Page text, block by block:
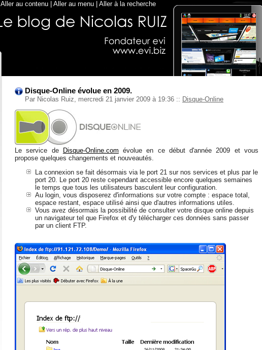
Aller au contenu Aller au menu Aller à la recherche
Disque-Online évolue en 2009.
Par Nicolas Ruiz, mercredi 21 janvier 2009 à 19:36 :: Disque-Online
Le service de Disque-Online.com évolue en ce début d'année 2009 et vous
propose quelques changements et nouveautés.
La connexion se fait désormais via le port 21 sur nos services et plus par le
port 20. Le port 20 reste cependant accessible encore quelques semaines
le temps que tous les utilisateurs basculent leur configuration.
Au login, vous disposerez d'informations sur votre compte : espace total,
espace restant, espace utilisé ainsi que d'autres informations utiles.
Vous avez désormais la possibilité de consulter votre disque online depuis
un navigateur tel que Firefox et d'y télécharger ces données sans passer
par un client FTP.